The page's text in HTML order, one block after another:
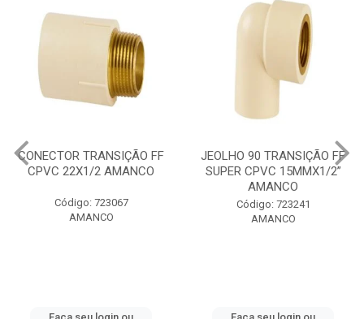
FF
JEOLHO 90 TRANSIÇÃO FF
SUPER CPVC 15MMX1/2”
TE
CPVC FFF